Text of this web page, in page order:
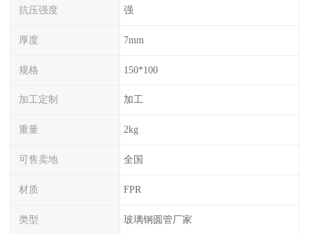
抗压强度 强
厚度 7mm
规格 150*100
加工定制 加工
重量 2kg
可售卖地 全国
材质 FPR
类型 玻璃钢圆管厂家